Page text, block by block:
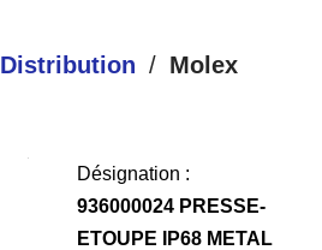
Distribution Molex
Désignation :
936000024 PRESSE-
ETOUPE IP68 METAL